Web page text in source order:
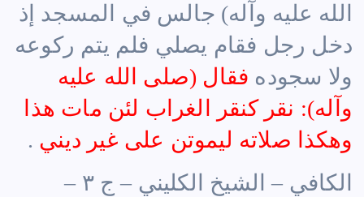
الله عليه وآله) جالس في المسجد إذ
دخل رجل فقام يصلي فلم يتم ركوعه
ولا سجوده فقال (صلى الله عليه
وآله): نقر كنقر الغراب لئن مات هذا
وهكذا صلاته ليموتن على غير ديني .
الكافي – الشيخ الكليني – ج ٣ –